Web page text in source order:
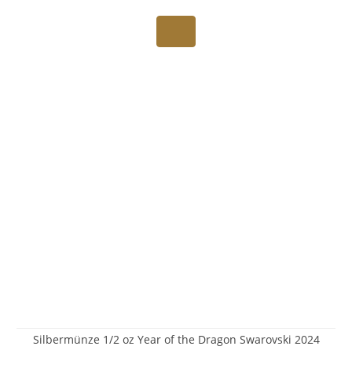
Silbermünze 1/2 oz Year of the Dragon Swarovski 2024